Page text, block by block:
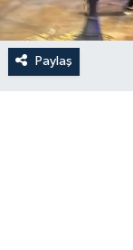
Paylaş